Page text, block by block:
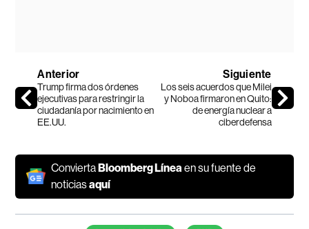
Anterior
Trump firma dos órdenes
ejecutivas para restringir la
ciudadanía por nacimiento en
EE.UU.
Siguiente
Los seis acuerdos que Milei
y Noboa firmaron en Quito:
de energía nuclear a
ciberdefensa
ConviertaBloomberg Línea en su fuente de
noticiasaquí